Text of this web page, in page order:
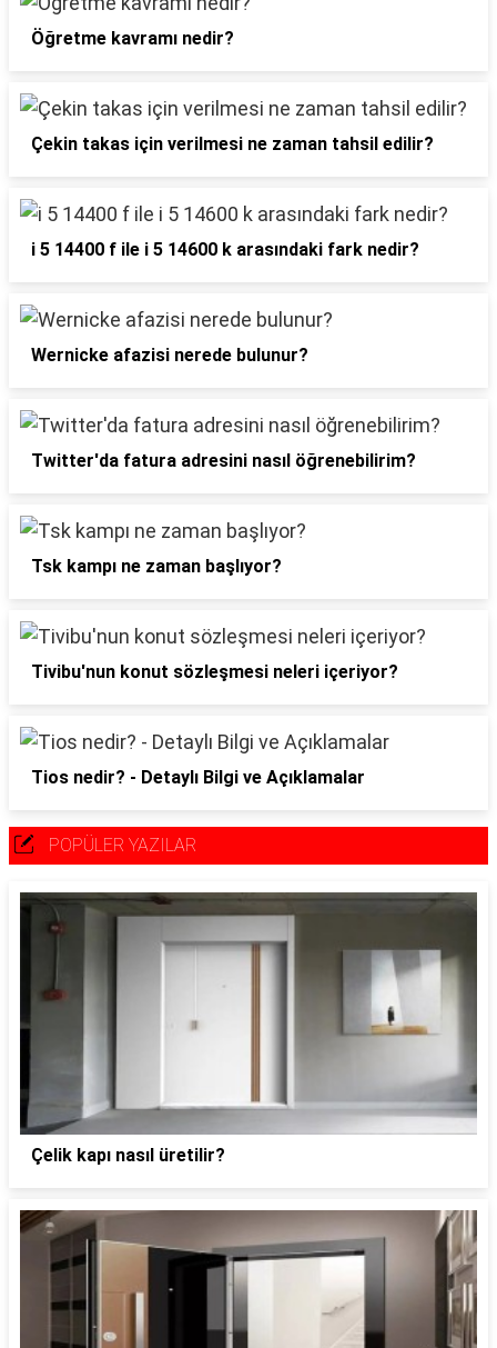
Öğretme kavramı nedir?
Çekin takas için verilmesi ne zaman tahsil edilir?
i 5 14400 f ile i 5 14600 k arasındaki fark nedir?
Wernicke afazisi nerede bulunur?
Twitter'da fatura adresini nasıl öğrenebilirim?
Tsk kampı ne zaman başlıyor?
Tivibu'nun konut sözleşmesi neleri içeriyor?
Tios nedir? - Detaylı Bilgi ve Açıklamalar
POPÜLER YAZILAR
Çelik kapı nasıl üretilir?